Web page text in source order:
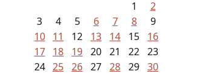
1
2
3
4 5 6 7 8
9
10
11 12 13 14 15
16
17
18 19 20 21 22 23
24 25 26 27 28 29 30